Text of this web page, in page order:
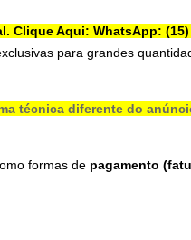
Clique Aqui: WhatsApp: (15)
para grandes
técnica diferente do
formas de pagamento